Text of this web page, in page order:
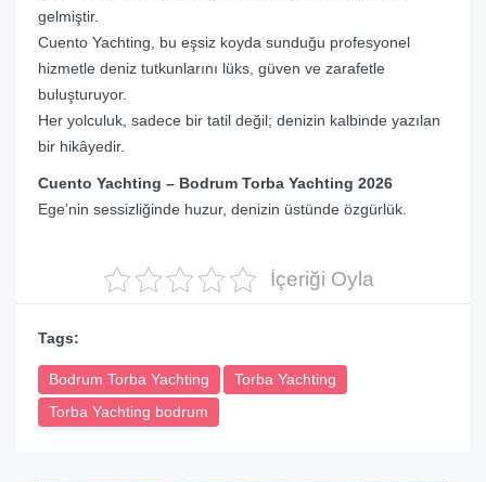
gelmiştir.
Cuento Yachting, bu eşsiz koyda sunduğu profesyonel
hizmetle deniz tutkunlarını lüks, güven ve zarafetle
buluşturuyor.
Her yolculuk, sadece bir tatil değil; denizin kalbinde yazılan
bir hikâyedir.
Cuento Yachting – Bodrum Torba Yachting 2026
Ege’nin sessizliğinde huzur, denizin üstünde özgürlük.
İçeriği Oyla
Tags:
Bodrum Torba Yachting
Torba Yachting
Torba Yachting bodrum